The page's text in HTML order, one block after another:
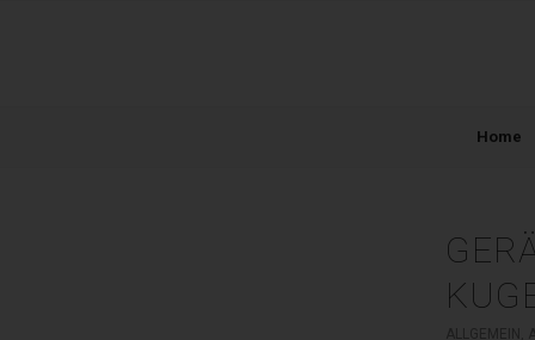
Home